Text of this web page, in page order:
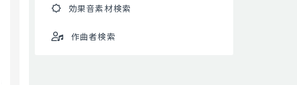
効果音素材検索
作曲者検索